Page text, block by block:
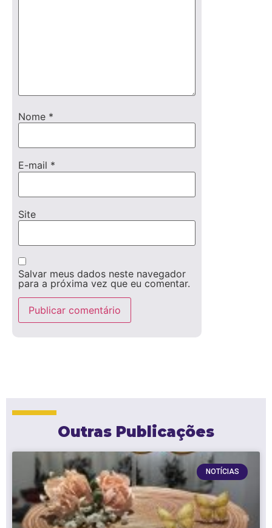
Nome *
E-mail *
Site
Salvar meus dados neste navegador
para a próxima vez que eu comentar.
Outras Publicações
NOTÍCIAS